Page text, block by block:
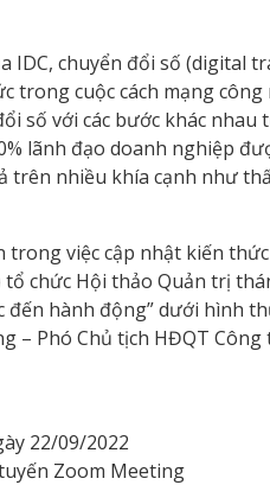
IDC, chuyển đổi số
trong cuộc cách mạng
số với các bước khác
lãnh đạo doanh nghiệp
trên nhiều khía cạnh như
việc cập nhật kiến
tổ chức Hội thảo Quản trị
hành động” dưới hình
– Phó Chủ tịch HĐQT Công
22/09/2022
Zoom Meeting